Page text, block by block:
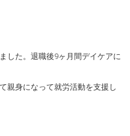
した。退職後9ヶ月間デイケアに
親身になって就労活動を支援し